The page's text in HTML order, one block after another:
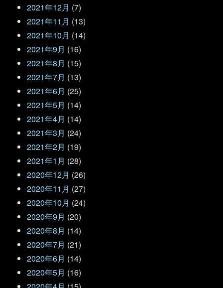
2021年12月 (7)
2021年11月 (13)
2021年10月 (14)
2021年9月 (16)
2021年8月 (15)
2021年7月 (13)
2021年6月 (25)
2021年5月 (14)
2021年4月 (14)
2021年3月 (24)
2021年2月 (19)
2021年1月 (28)
2020年12月 (26)
2020年11月 (27)
2020年10月 (24)
2020年9月 (20)
2020年8月 (14)
2020年7月 (21)
2020年6月 (14)
2020年5月 (16)